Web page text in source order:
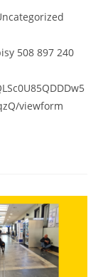
508 897 240
viewform